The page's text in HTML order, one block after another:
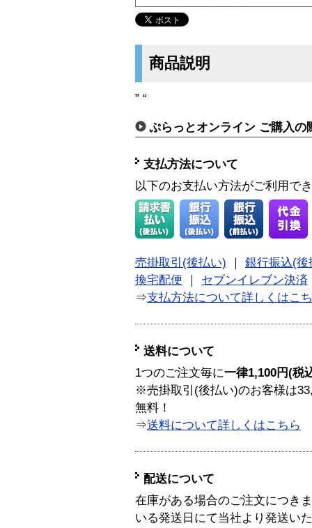
商品説明
” “
ぷらっとオンライン ご購入の
支払方法について
以下のお支払い方法がご利用で
売掛取引(後払い)
銀行振込(後
換宅配便
セブンイレブン決済
⇒支払方法について詳しくはこ
送料について
1つのご注文毎に一律1,100円(税
※売掛取引(後払い)のお客様は
無料！
⇒送料について詳しくはこちら
配送について
在庫がある場合のご注文につき
いる発送日にて当社より発送い